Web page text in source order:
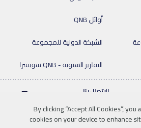
By clicking “Accept All Cookies”,
cookies on your device to enhance
أوائل QNB
الشبكة الدولية للمجموعة
التقارير السنوية - QNB سويسرا
للإتصال بنا